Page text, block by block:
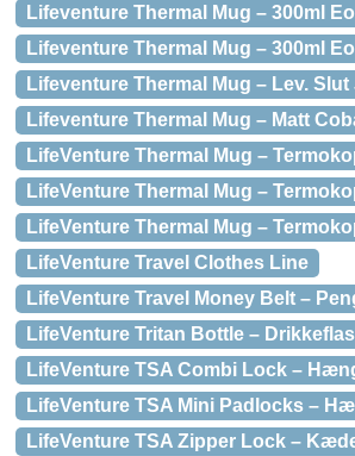
Lifeventure Thermal Mug – 300ml
Lifeventure Thermal Mug – 300ml
Lifeventure Thermal Mug – Lev.
Lifeventure Thermal Mug – Matt
LifeVenture Thermal Mug –
LifeVenture Thermal Mug –
LifeVenture Thermal Mug –
LifeVenture Travel Clothes Line
LifeVenture Travel Money Belt –
LifeVenture Tritan Bottle –
LifeVenture TSA Combi Lock –
LifeVenture TSA Mini Padlocks –
LifeVenture TSA Zipper Lock –